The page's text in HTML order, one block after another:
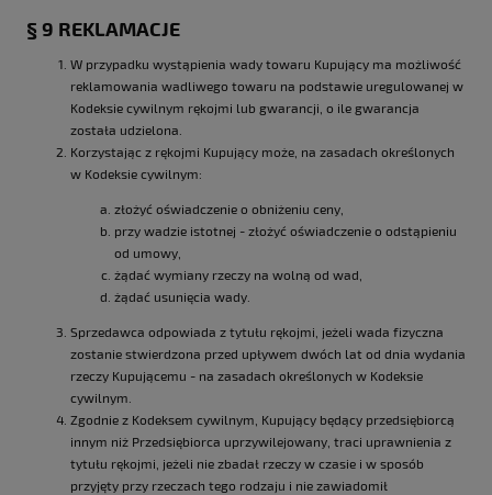
§ 9 REKLAMACJE
W przypadku wystąpienia wady towaru Kupujący ma możliwość
reklamowania wadliwego towaru na podstawie uregulowanej w
Kodeksie cywilnym rękojmi lub gwarancji, o ile gwarancja
została udzielona.
Korzystając z rękojmi Kupujący może, na zasadach określonych
w Kodeksie cywilnym:
złożyć oświadczenie o obniżeniu ceny,
przy wadzie istotnej - złożyć oświadczenie o odstąpieniu
od umowy,
żądać wymiany rzeczy na wolną od wad,
żądać usunięcia wady.
Sprzedawca odpowiada z tytułu rękojmi, jeżeli wada fizyczna
zostanie stwierdzona przed upływem dwóch lat od dnia wydania
rzeczy Kupującemu - na zasadach określonych w Kodeksie
cywilnym.
Zgodnie z Kodeksem cywilnym, Kupujący będący przedsiębiorcą
innym niż Przedsiębiorca uprzywilejowany, traci uprawnienia z
tytułu rękojmi, jeżeli nie zbadał rzeczy w czasie i w sposób
przyjęty przy rzeczach tego rodzaju i nie zawiadomił